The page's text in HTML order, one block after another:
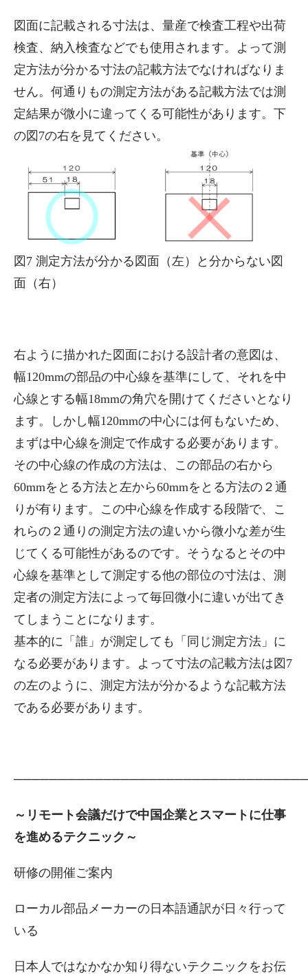
図面に記載される寸法は、量産で検査工程や出荷
検査、納入検査などでも使用されます。よって測
定方法が分かる寸法の記載方法でなければなりま
せん。何通りもの測定方法がある記載方法では測
定結果が微小に違ってくる可能性があります。下
の図7の右を見てください。
図7 測定方法が分かる図面（左）と分からない図
面（右）
右ように描かれた図面における設計者の意図は、
幅120mmの部品の中心線を基準にして、それを中
心線とする幅18mmの角穴を開けてくださいとなり
ます。しかし幅120mmの中心には何もないため、
まずは中心線を測定で作成する必要があります。
その中心線の作成の方法は、この部品の右から
60mmをとる方法と左から60mmをとる方法の２通
りが有ります。この中心線を作成する段階で、こ
れらの２通りの測定方法の違いから微小な差が生
じてくる可能性があるのです。そうなるとその中
心線を基準として測定する他の部位の寸法は、測
定者の測定方法によって毎回微小に違いが出てき
てしまうことになります。
基本的に「誰」が測定しても「同じ測定方法」に
なる必要があります。よって寸法の記載方法は図7
の左のように、測定方法が分かるような記載方法
である必要があります。
～リモート会議だけで中国企業とスマートに仕事
を進めるテクニック～
研修の開催ご案内
ローカル部品メーカーの日本語通訳が日々行って
いる
日本人ではなかなか知り得ないテクニックをお伝